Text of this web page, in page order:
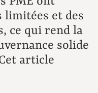
limitées et des
ce qui rend la
solide
article